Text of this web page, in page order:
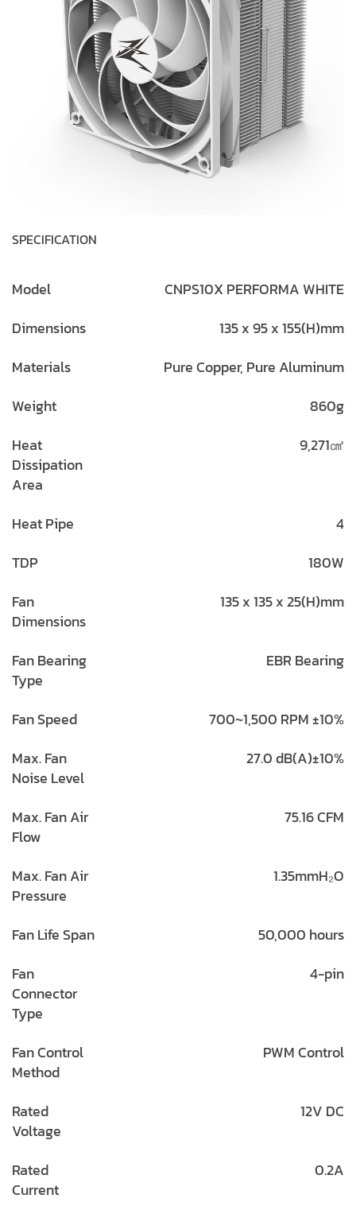
SPECIFICATION
Model
CNPS10X PERFORMA WHITE
Dimensions
135 x 95 x 155(H)mm
Materials
Pure Copper, Pure Aluminum
Weight
860g
Heat
Dissipation
Area
9,271㎠
Heat Pipe
4
TDP
180W
Fan
Dimensions
135 x 135 x 25(H)mm
Fan Bearing
Type
EBR Bearing
Fan Speed
700~1,500 RPM ±10%
Max. Fan
Noise Level
27.0 dB(A)±10%
Max. Fan Air
Flow
75.16 CFM
Max. Fan Air
Pressure
1.35mmH₂O
Fan Life Span
50,000 hours
Fan
Connector
Type
4-pin
Fan Control
Method
PWM Control
Rated
Voltage
12V DC
Rated
Current
0.2A